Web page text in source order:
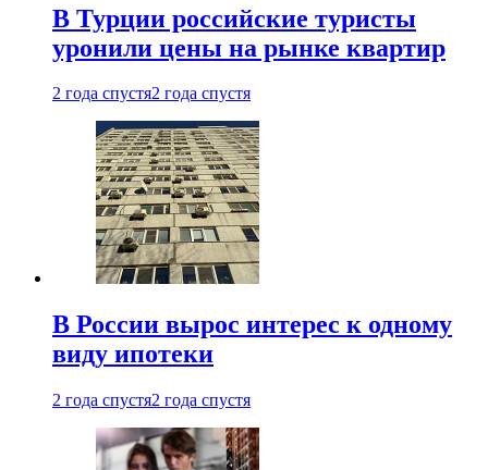
В Турции российские туристы
уронили цены на рынке квартир
2 года спустя2 года спустя
В России вырос интерес к одному
виду ипотеки
2 года спустя2 года спустя